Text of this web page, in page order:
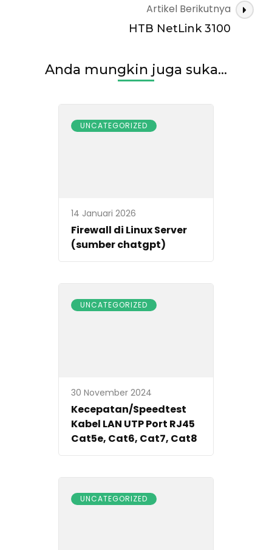
Artikel Berikutnya
HTB NetLink 3100
Anda mungkin juga suka...
UNCATEGORIZED
14 Januari 2026
Firewall di Linux Server
(sumber chatgpt)
UNCATEGORIZED
30 November 2024
Kecepatan/Speedtest
Kabel LAN UTP Port RJ45
Cat5e, Cat6, Cat7, Cat8
UNCATEGORIZED